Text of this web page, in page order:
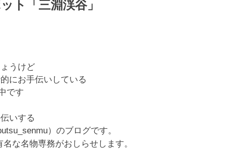
ト「三淵渓谷」
うけど
にお手伝いしている
です
いする
）のブログです。
名な名物専務がおしらせします。